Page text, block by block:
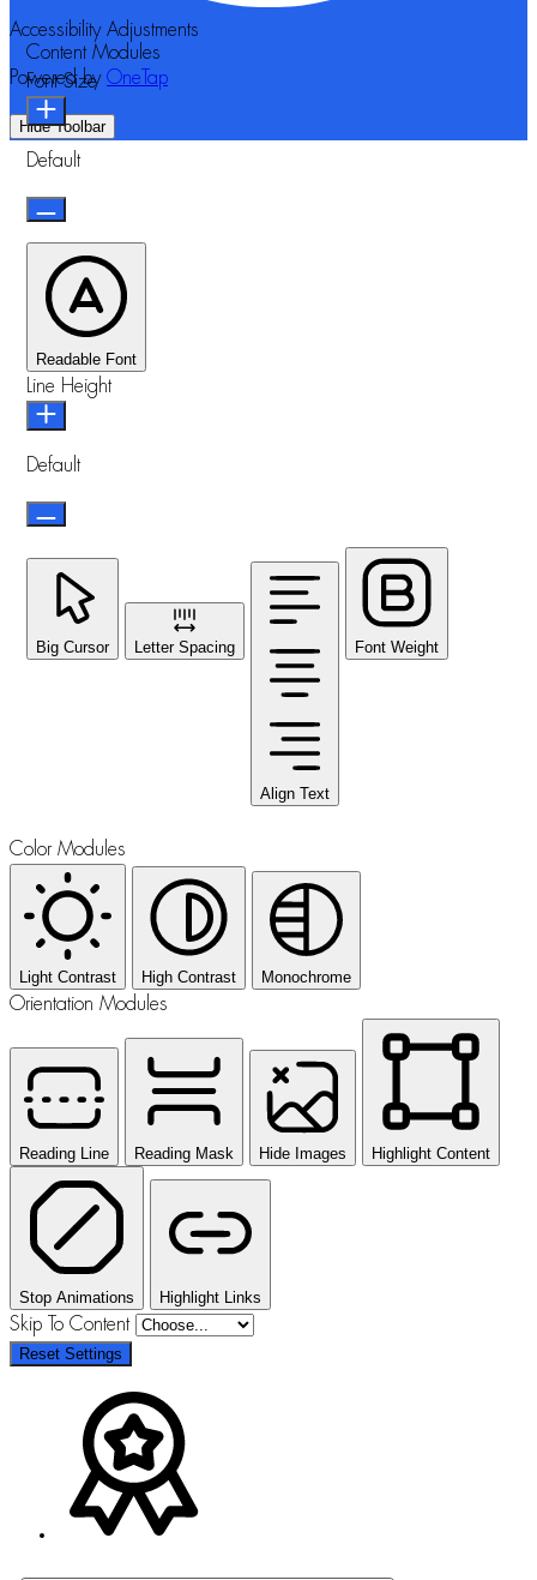
Accessibility Adjustments
Powered by OneTap
Hide Toolbar
Content Modules
Font Size
Default
Readable Font
Line Height
Default
Big Cursor Letter Spacing
Align Text
Font Weight
Color Modules
Light Contrast High Contrast Monochrome
Orientation Modules
Reading Line Reading Mask Hide Images Highlight Content
Stop Animations Highlight Links
Skip To Content
Reset Settings